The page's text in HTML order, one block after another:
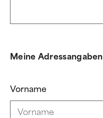
Meine Adressangaben
Vorname